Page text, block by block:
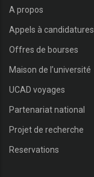
A propos
Appels à candidatures
Offres de bourses
Maison de l’université
UCAD voyages
Partenariat national
Projet de recherche
Reservations